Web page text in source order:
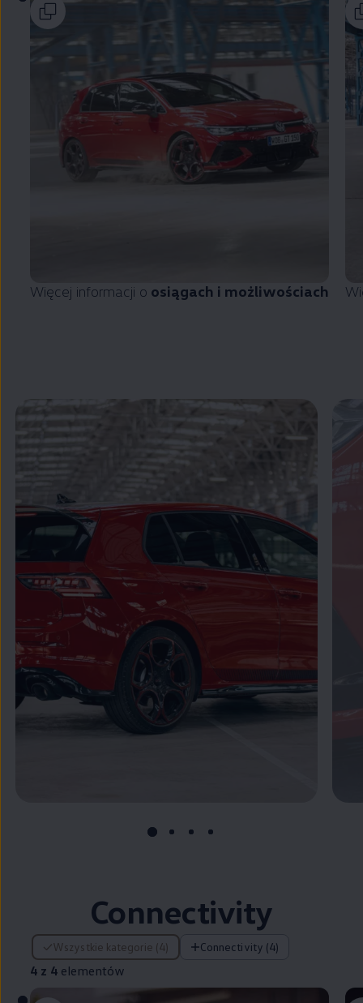
Więcej informacji o osiągach i możliwościach
Zamknij widok pełnoekranowy
Connectivity
Wszystkie kategorie (4) Connectivity (4)
4 z 4 elementów
4 z 4 elementów